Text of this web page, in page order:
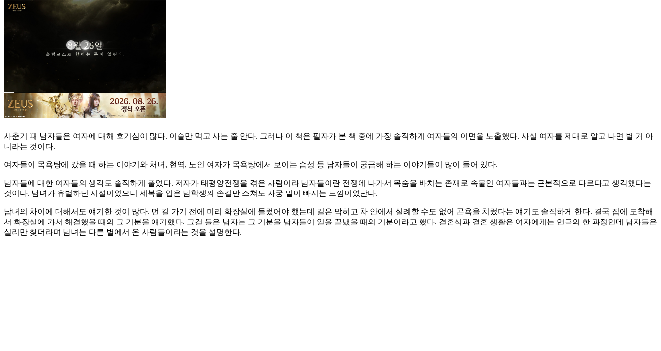
사춘기 때 남자들은 여자에 대해 호기심이 많다. 이슬만 먹고 사는 줄 안다. 그러나 이 책은 필자가 본 책 중에 가장 솔직하게 여자들의 이면을 노출했다. 사실 여자를 제대로 알고 나면 별 거 아
니라는 것이다.
여자들이 목욕탕에 갔을 때 하는 이야기와 처녀, 현역, 노인 여자가 목욕탕에서 보이는 습성 등 남자들이 궁금해 하는 이야기들이 많이 들어 있다.
남자들에 대한 여자들의 생각도 솔직하게 풀었다. 저자가 태평양전쟁을 겪은 사람이라 남자들이란 전쟁에 나가서 목숨을 바치는 존재로 속물인 여자들과는 근본적으로 다르다고 생각했다는
것이다. 남녀가 유별하던 시절이었으니 제복을 입은 남학생의 손길만 스쳐도 자궁 밑이 빠지는 느낌이었단다.
남녀의 차이에 대해서도 얘기한 것이 많다. 먼 길 가기 전에 미리 화장실에 들렀어야 했는데 길은 막히고 차 안에서 실례할 수도 없어 곤욕을 치렀다는 얘기도 솔직하게 한다. 결국 집에 도착해
서 화장실에 가서 해결했을 때의 그 기분을 얘기했다. 그걸 들은 남자는 그 기분을 남자들이 일을 끝냈을 때의 기분이라고 했다. 결혼식과 결혼 생활은 여자에게는 연극의 한 과정인데 남자들은
실리만 찾더라며 남녀는 다른 별에서 온 사람들이라는 것을 설명한다.